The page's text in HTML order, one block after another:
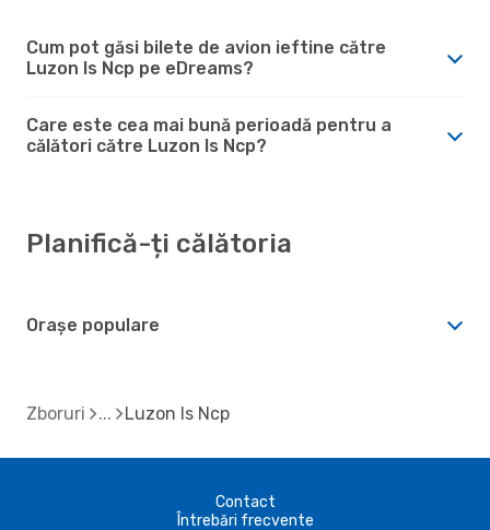
Cum pot găsi bilete de avion ieftine către
Luzon Is Ncp pe eDreams?
Care este cea mai bună perioadă pentru a
călători către Luzon Is Ncp?
Planifică-ți călătoria
Orașe populare
Zboruri Luzon Is Ncp
Contact
Întrebări frecvente